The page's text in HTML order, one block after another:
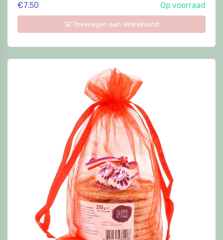
€7.50 Op voorraad
Toevoegen aan winkelmand